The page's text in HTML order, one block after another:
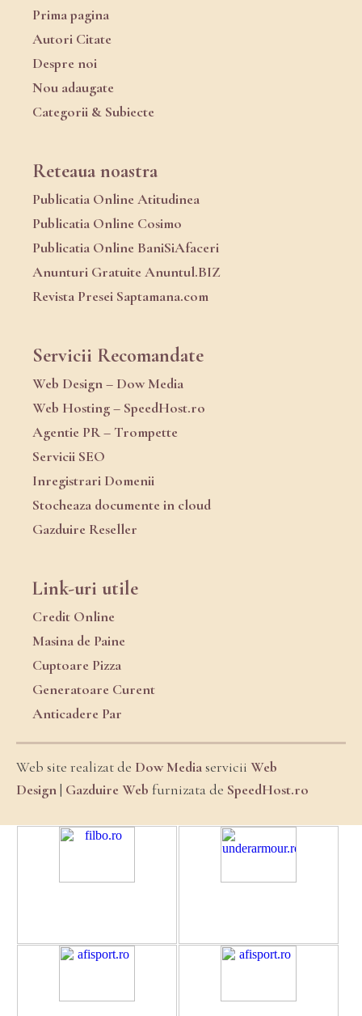
Prima pagina
Autori Citate
Despre noi
Nou adaugate
Categorii & Subiecte
Reteaua noastra
Publicatia Online Atitudinea
Publicatia Online Cosimo
Publicatia Online BaniSiAfaceri
Anunturi Gratuite Anuntul.BIZ
Revista Presei Saptamana.com
Servicii Recomandate
Web Design – Dow Media
Web Hosting – SpeedHost.ro
Agentie PR – Trompette
Servicii SEO
Inregistrari Domenii
Stocheaza documente in cloud
Gazduire Reseller
Link-uri utile
Credit Online
Masina de Paine
Cuptoare Pizza
Generatoare Curent
Anticadere Par
Web site realizat de Dow Mediaservicii Web
Design| Gazduire Web furnizata de SpeedHost.ro